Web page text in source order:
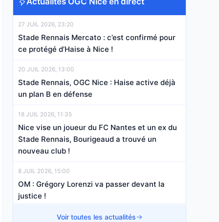
27 JUIL 2026, 23:20
Stade Rennais Mercato : c’est confirmé pour
ce protégé d’Haise à Nice !
20 JUIL 2026, 13:00
Stade Rennais, OGC Nice : Haise active déjà
un plan B en défense
18 JUIL 2026, 11:35
Nice vise un joueur du FC Nantes et un ex du
Stade Rennais, Bourigeaud a trouvé un
nouveau club !
8 JUIL 2026, 15:00
OM : Grégory Lorenzi va passer devant la
justice !
7 JUIL 2026, 19:06Voir toutes les actualités